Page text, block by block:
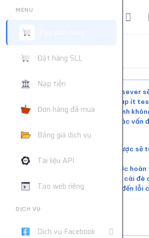
MENU
Đặt hàng SLL
Nạp tiền
Đơn hàng đã mua
Bảng giá dịch vụ
Tài liệu API
Tạo web riêng
DỊCH VỤ
Dịch vụ Facebook
Trang chủ Đặt hàng dịch vụ
Tùy tình trạng mạng xã hội và sever
động ổn định hoặc phải chờ, nạp ít
nhỏ trước khi mua nhiều để tránh
web không hỗ trợ giải quyết các vấn
chậm hoặc đơn chưa chạy kịp
Các đơn lỗi không chạy được sẽ
hoàn tiền
Vui lòng đợi đơn hàng trước
tiếp tục cài đơn mới. Việc cài đè
xung đột tài nguyên, dẫn đến lỗi